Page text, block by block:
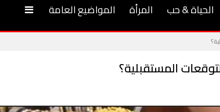
الحياة & حب المرأة المواضيع العامة